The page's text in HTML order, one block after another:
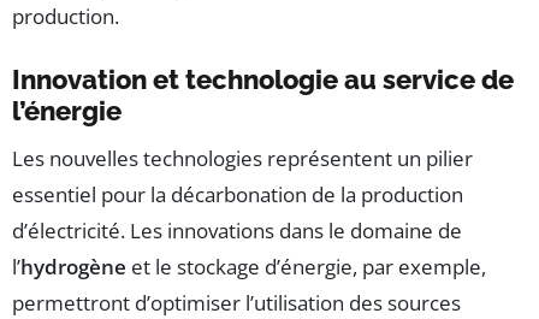
production.
Innovation et technologie au service de
l’énergie
Les nouvelles technologies représentent un pilier
essentiel pour la décarbonation de la production
d’électricité. Les innovations dans le domaine de
l’hydrogène et le stockage d’énergie, par exemple,
permettront d’optimiser l’utilisation des sources